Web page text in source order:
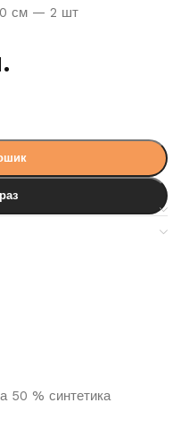
см — 2 шт
50 % синтетика